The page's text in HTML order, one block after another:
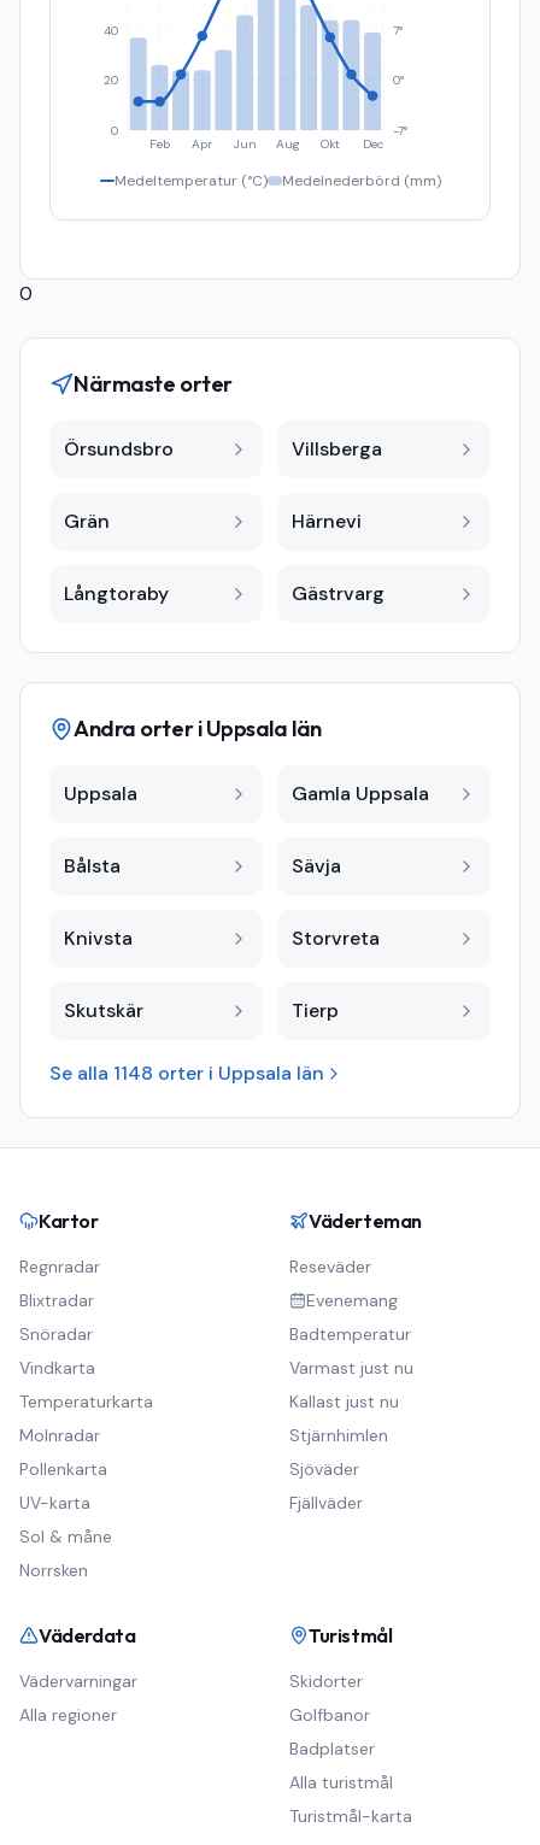
Feb Apr Jun Aug Okt Dec
0
20
40
-7°
0°
7°
Medeltemperatur (°C) Medelnederbörd (mm)
0
Närmaste orter
Örsundsbro Villsberga
Grän Härnevi
Långtoraby Gästrvarg
Andra orter iUppsala län
Uppsala Gamla Uppsala
Bålsta Sävja
Knivsta Storvreta
Skutskär Tierp
Se alla 1148 orter i Uppsala län
Kartor
Regnradar
Blixtradar
Snöradar
Vindkarta
Temperaturkarta
Molnradar
Pollenkarta
UV-karta
Sol & måne
Norrsken
Väderteman
Reseväder
Evenemang
Badtemperatur
Varmast just nu
Kallast just nu
Stjärnhimlen
Sjöväder
Fjällväder
Väderdata
Vädervarningar
Alla regioner
Turistmål
Skidorter
Golfbanor
Badplatser
Alla turistmål
Turistmål-karta